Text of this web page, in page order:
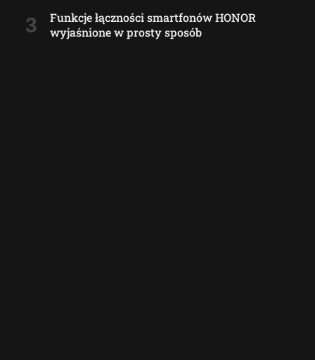
Funkcje łączności smartfonów HONOR
wyjaśnione w prosty sposób